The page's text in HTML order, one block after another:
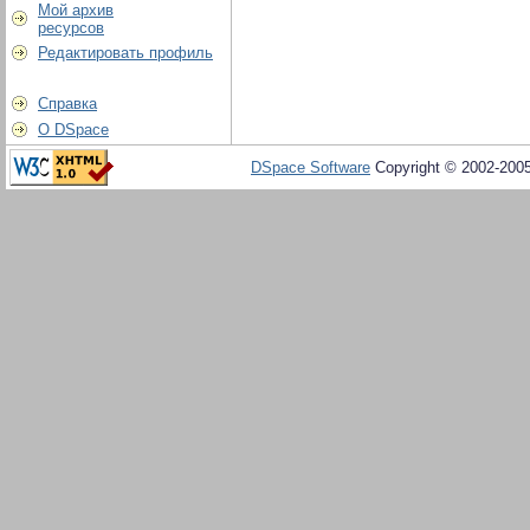
Мой архив
ресурсов
Редактировать профиль
Справка
О DSpace
DSpace Software Copyright © 2002-